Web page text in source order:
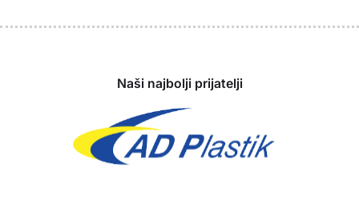
Naši najbolji prijatelji